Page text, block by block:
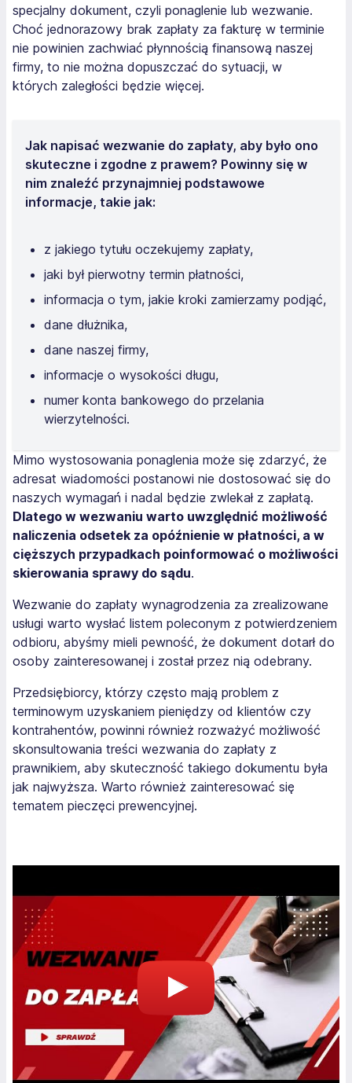
specjalny dokument, czyli ponaglenie lub wezwanie.
Choć jednorazowy brak zapłaty za fakturę w terminie
nie powinien zachwiać płynnością finansową naszej
firmy, to nie można dopuszczać do sytuacji, w
których zaległości będzie więcej.
Jak napisać wezwanie do zapłaty, aby było ono
skuteczne i zgodne z prawem? Powinny się w
nim znaleźć przynajmniej podstawowe
informacje, takie jak:
z jakiego tytułu oczekujemy zapłaty,
jaki był pierwotny termin płatności,
informacja o tym, jakie kroki zamierzamy podjąć,
dane dłużnika,
dane naszej firmy,
informacje o wysokości długu,
numer konta bankowego do przelania
wierzytelności.
Mimo wystosowania ponaglenia może się zdarzyć, że
adresat wiadomości postanowi nie dostosować się do
naszych wymagań i nadal będzie zwlekał z zapłatą.
Dlatego w wezwaniu warto uwzględnić możliwość
naliczenia odsetek za opóźnienie w płatności, a w
cięższych przypadkach poinformować o możliwości
skierowania sprawy do sądu.
Wezwanie do zapłaty wynagrodzenia za zrealizowane
usługi warto wysłać listem poleconym z potwierdzeniem
odbioru, abyśmy mieli pewność, że dokument dotarł do
osoby zainteresowanej i został przez nią odebrany.
Przedsiębiorcy, którzy często mają problem z
terminowym uzyskaniem pieniędzy od klientów czy
kontrahentów, powinni również rozważyć możliwość
skonsultowania treści wezwania do zapłaty z
prawnikiem, aby skuteczność takiego dokumentu była
jak najwyższa. Warto również zainteresować się
tematem pieczęci prewencyjnej.